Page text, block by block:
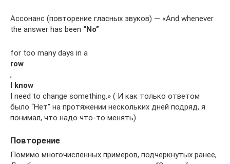
Ассонанс (повторение гласных звуков) — «And whenever
the answer has been “No”
for too many days in a
row
,
I know
I need to change something.» ( И как только ответом
было “Нет” на протяжении нескольких дней подряд, я
понимал, что надо что-то менять).
Повторение
Помимо многочисленных примеров, подчеркнутых ранее,